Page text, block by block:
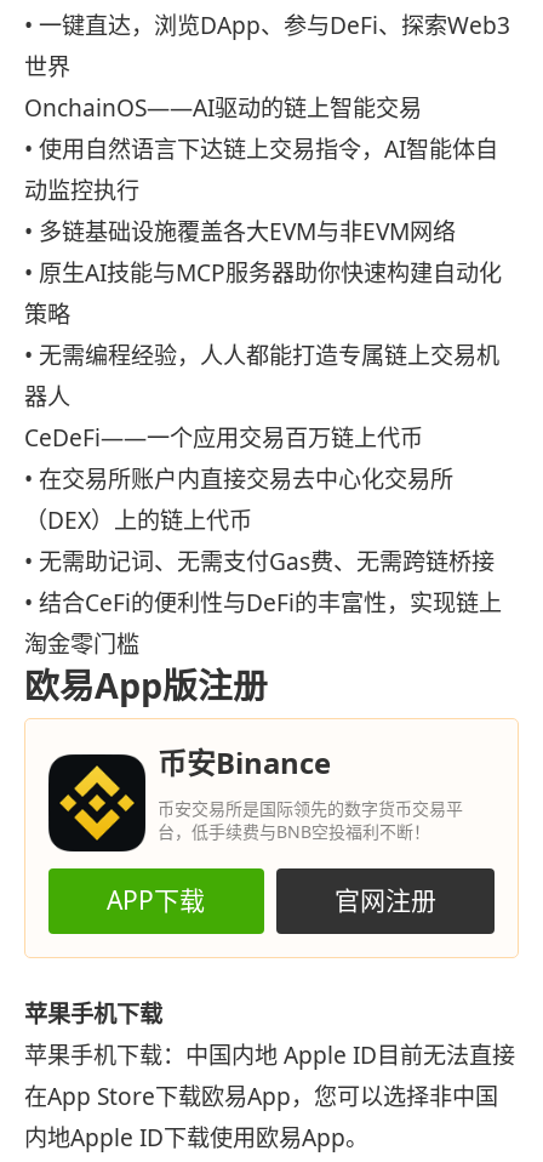
• 一键直达，浏览DApp、参与DeFi、探索Web3
世界
OnchainOS——AI驱动的链上智能交易
• 使用自然语言下达链上交易指令，AI智能体自
动监控执行
• 多链基础设施覆盖各大EVM与非EVM网络
• 原生AI技能与MCP服务器助你快速构建自动化
策略
• 无需编程经验，人人都能打造专属链上交易机
器人
CeDeFi——一个应用交易百万链上代币
• 在交易所账户内直接交易去中心化交易所
（DEX）上的链上代币
• 无需助记词、无需支付Gas费、无需跨链桥接
• 结合CeFi的便利性与DeFi的丰富性，实现链上
淘金零门槛
欧易App版注册
币安Binance
币安交易所是国际领先的数字货币交易平
台，低手续费与BNB空投福利不断！
APP下载 官网注册
苹果手机下载
苹果手机下载：中国内地 Apple ID目前无法直接
在App Store下载欧易App，您可以选择非中国
内地Apple ID下载使用欧易App。